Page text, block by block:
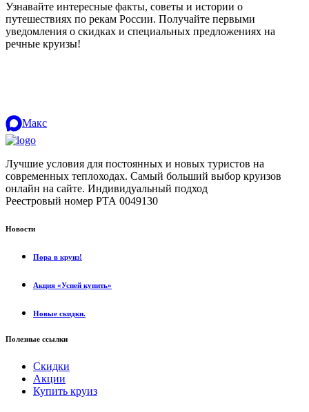
Узнавайте интересные факты, советы и истории о
путешествиях по рекам России. Получайте первыми
уведомления о скидках и специальных предложениях на
речные круизы!
Макс
Лучшие условия для постоянных и новых туристов на
современных теплоходах. Самый больший выбор круизов
онлайн на сайте. Индивидуальный подход
Реестровый номер РТА 0049130
Новости
Пора в круиз!
Акция «Успей купить»
Новые скидки.
Полезные ссылки
Скидки
Акции
Купить круиз